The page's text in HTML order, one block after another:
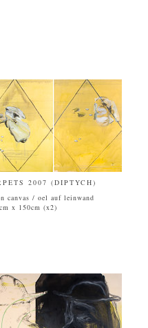
2007 (DIPTYCH)
canvas / oel auf leinwand
x 150cm (x2)